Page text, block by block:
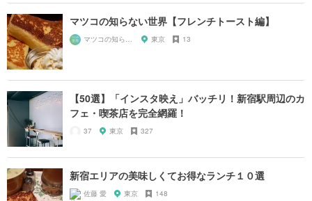
マツコの知らない世界【フレンチトースト編】
東京 13
【50選】「インスタ映え」バッチリ！新宿駅周辺のカ
フェ・喫茶店を完全網羅！
37 東京 327
新宿エリアの美味しくてお得なランチ１０選
佐藤 愛 東京 148